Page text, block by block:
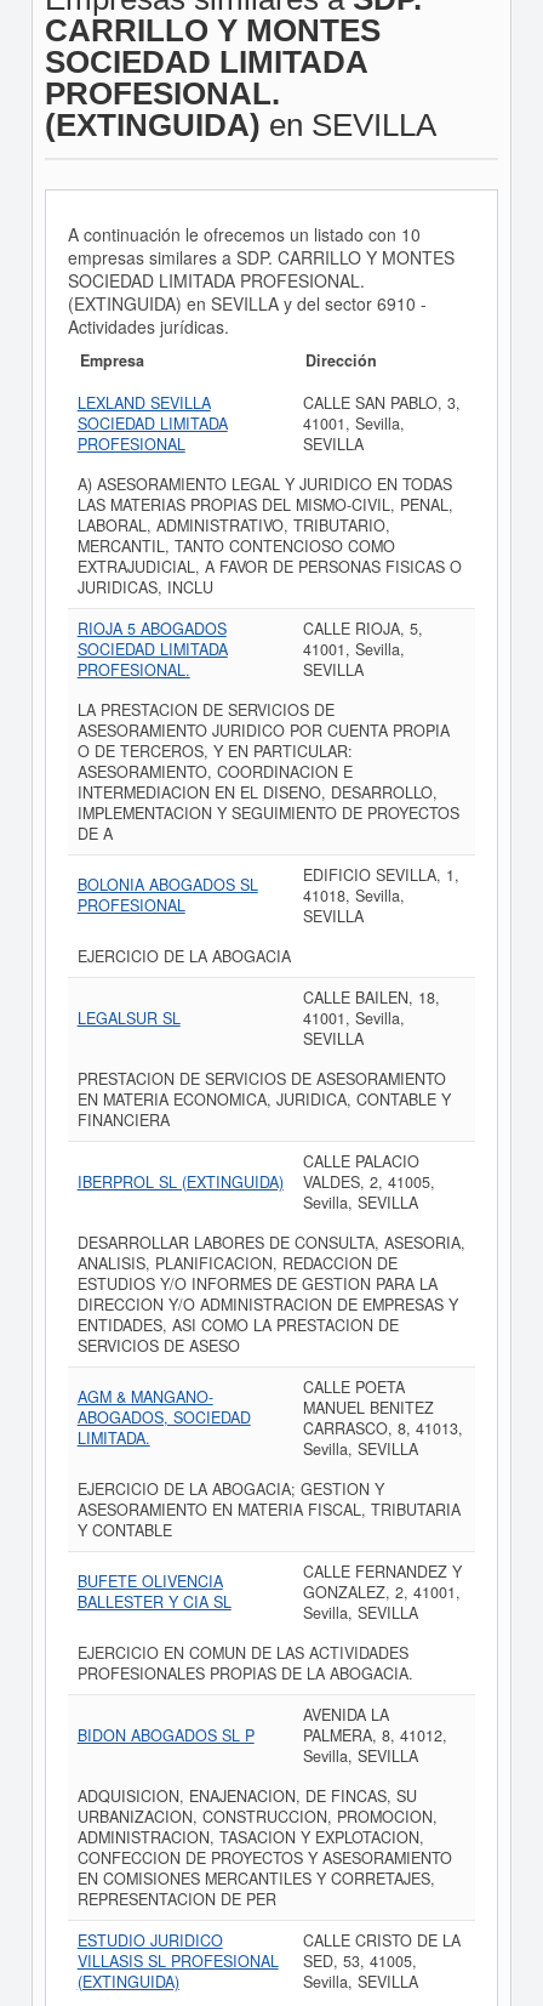
CARRILLO Y MONTES
SOCIEDAD LIMITADA
PROFESIONAL.
(EXTINGUIDA) en SEVILLA
A continuación le ofrecemos un listado con 10
empresas similares a SDP. CARRILLO Y MONTES
SOCIEDAD LIMITADA PROFESIONAL.
(EXTINGUIDA) en SEVILLA y del sector 6910 -
Actividades jurídicas.
Empresa
Dirección
LEXLAND SEVILLA
SOCIEDAD LIMITADA
PROFESIONAL
CALLE SAN PABLO, 3,
41001, Sevilla,
SEVILLA
A) ASESORAMIENTO LEGAL Y JURIDICO EN TODAS
LAS MATERIAS PROPIAS DEL MISMO-CIVIL, PENAL,
LABORAL, ADMINISTRATIVO, TRIBUTARIO,
MERCANTIL, TANTO CONTENCIOSO COMO
EXTRAJUDICIAL, A FAVOR DE PERSONAS FISICAS O
JURIDICAS, INCLU
RIOJA 5 ABOGADOS
SOCIEDAD LIMITADA
PROFESIONAL.
CALLE RIOJA, 5,
41001, Sevilla,
SEVILLA
LA PRESTACION DE SERVICIOS DE
ASESORAMIENTO JURIDICO POR CUENTA PROPIA
O DE TERCEROS, Y EN PARTICULAR:
ASESORAMIENTO, COORDINACION E
INTERMEDIACION EN EL DISENO, DESARROLLO,
IMPLEMENTACION Y SEGUIMIENTO DE PROYECTOS
DE A
BOLONIA ABOGADOS SL
PROFESIONAL
EDIFICIO SEVILLA, 1,
41018, Sevilla,
SEVILLA
EJERCICIO DE LA ABOGACIA
LEGALSUR SL
CALLE BAILEN, 18,
41001, Sevilla,
SEVILLA
PRESTACION DE SERVICIOS DE ASESORAMIENTO
EN MATERIA ECONOMICA, JURIDICA, CONTABLE Y
FINANCIERA
IBERPROL SL (EXTINGUIDA)
CALLE PALACIO
VALDES, 2, 41005,
Sevilla, SEVILLA
DESARROLLAR LABORES DE CONSULTA, ASESORIA,
ANALISIS, PLANIFICACION, REDACCION DE
ESTUDIOS Y/O INFORMES DE GESTION PARA LA
DIRECCION Y/O ADMINISTRACION DE EMPRESAS Y
ENTIDADES, ASI COMO LA PRESTACION DE
SERVICIOS DE ASESO
AGM & MANGANO-
ABOGADOS, SOCIEDAD
LIMITADA.
CALLE POETA
MANUEL BENITEZ
CARRASCO, 8, 41013,
Sevilla, SEVILLA
EJERCICIO DE LA ABOGACIA; GESTION Y
ASESORAMIENTO EN MATERIA FISCAL, TRIBUTARIA
Y CONTABLE
BUFETE OLIVENCIA
BALLESTER Y CIA SL
CALLE FERNANDEZ Y
GONZALEZ, 2, 41001,
Sevilla, SEVILLA
EJERCICIO EN COMUN DE LAS ACTIVIDADES
PROFESIONALES PROPIAS DE LA ABOGACIA.
BIDON ABOGADOS SL P
AVENIDA LA
PALMERA, 8, 41012,
Sevilla, SEVILLA
ADQUISICION, ENAJENACION, DE FINCAS, SU
URBANIZACION, CONSTRUCCION, PROMOCION,
ADMINISTRACION, TASACION Y EXPLOTACION,
CONFECCION DE PROYECTOS Y ASESORAMIENTO
EN COMISIONES MERCANTILES Y CORRETAJES,
REPRESENTACION DE PER
ESTUDIO JURIDICO
VILLASIS SL PROFESIONAL
(EXTINGUIDA)
CALLE CRISTO DE LA
SED, 53, 41005,
Sevilla, SEVILLA